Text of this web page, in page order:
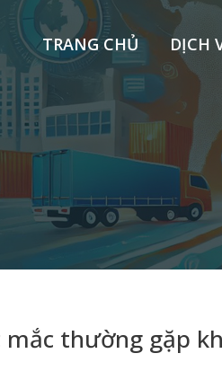
TRANG CHỦ DỊCH
thường gặp